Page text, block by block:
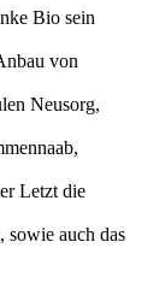
Bio sein
von
Neusorg,
Letzt die
sowie auch das